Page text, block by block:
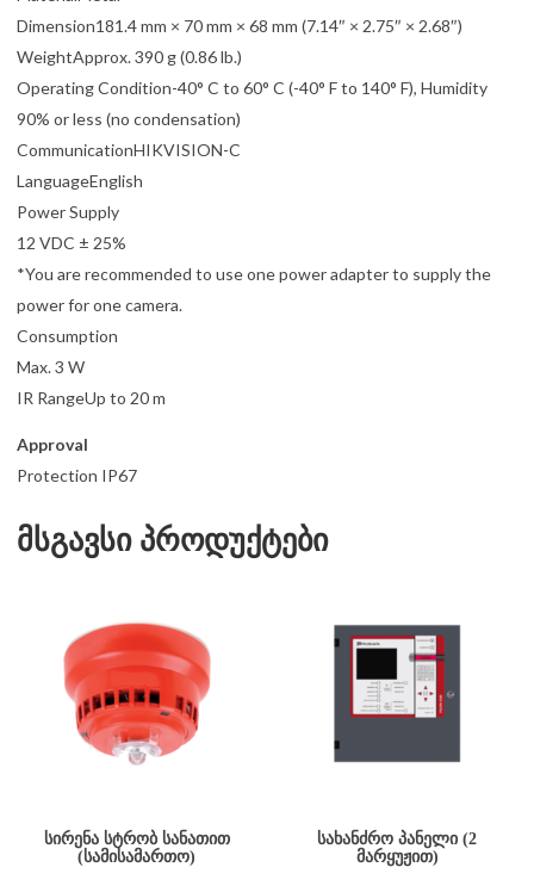
Dimension181.4 mm × 70 mm × 68 mm (7.14″ × 2.75″ × 2.68″)
WeightApprox. 390 g (0.86 lb.)
Operating Condition-40° C to 60° C (-40° F to 140° F), Humidity
90% or less (no condensation)
CommunicationHIKVISION-C
LanguageEnglish
Power Supply
12 VDC ± 25%
*You are recommended to use one power adapter to supply the
power for one camera.
Consumption
Max. 3 W
IR RangeUp to 20 m
Approval
Protection IP67
მსგავსი პროდუქტები
ᲡᲘᲠᲔᲜᲐ ᲡᲢᲠᲝᲑ ᲡᲐᲜᲐᲗᲘᲗ
(ᲡᲐᲛᲘᲡᲐᲛᲐᲠᲗᲝ)
ᲡᲐᲮᲐᲜᲫᲠᲝ ᲞᲐᲜᲔᲚᲘ (2
ᲛᲐᲠᲧᲣᲟᲘᲗ)